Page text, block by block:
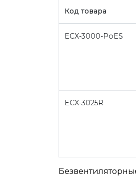
Код товара
ECX-3000-PoES
ECX-3025R